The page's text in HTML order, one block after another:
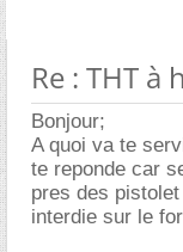
Re : THT
Bonjour;
A quoi va te
te reponde car
pres des
interdie sur le